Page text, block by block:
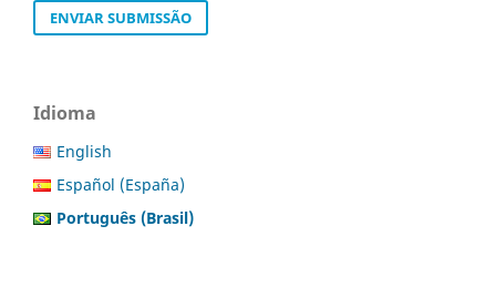
ENVIAR SUBMISSÃO
Idioma
English
Español (España)
Português (Brasil)